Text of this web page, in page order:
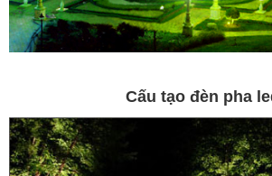
Cấu tạo đèn pha